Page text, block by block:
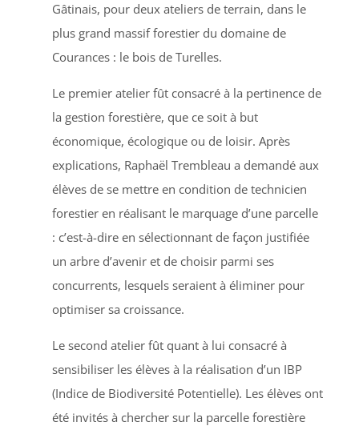
Gâtinais, pour deux ateliers de terrain, dans le
plus grand massif forestier du domaine de
Courances : le bois de Turelles.
Le premier atelier fût consacré à la pertinence de
la gestion forestière, que ce soit à but
économique, écologique ou de loisir. Après
explications, Raphaël Trembleau a demandé aux
élèves de se mettre en condition de technicien
forestier en réalisant le marquage d’une parcelle
: c’est-à-dire en sélectionnant de façon justifiée
un arbre d’avenir et de choisir parmi ses
concurrents, lesquels seraient à éliminer pour
optimiser sa croissance.
Le second atelier fût quant à lui consacré à
sensibiliser les élèves à la réalisation d’un IBP
(Indice de Biodiversité Potentielle). Les élèves ont
été invités à chercher sur la parcelle forestière